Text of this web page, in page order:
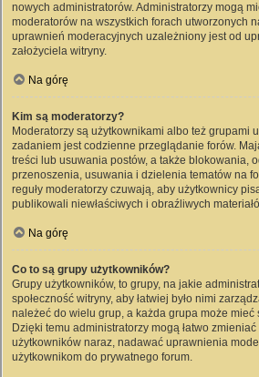
nowych administratorów. Administratorzy mogą
moderatorów na wszystkich forach utworzonych
uprawnień moderacyjnych uzależniony jest od
założyciela witryny.
Na górę
Kim są moderatorzy?
Moderatorzy są użytkownikami albo też grupami
zadaniem jest codzienne przeglądanie forów.
treści lub usuwania postów, a także blokowania,
przenoszenia, usuwania i dzielenia tematów na
reguły moderatorzy czuwają, aby użytkownicy
publikowali niewłaściwych i obraźliwych
Na górę
Co to są grupy użytkowników?
Grupy użytkowników, to grupy, na jakie
społeczność witryny, aby łatwiej było nimi
należeć do wielu grup, a każda grupa może mieć
Dzięki temu administratorzy mogą łatwo
użytkowników naraz, nadawać uprawnienia
użytkownikom do prywatnego forum.